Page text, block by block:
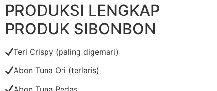
PRODUKSI LENGKAP
PRODUK SIBONBON
Teri Crispy (paling digemari)
Abon Tuna Ori (terlaris)
Abon Tuna Pedas